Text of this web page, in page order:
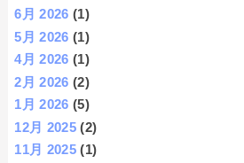
6月 2026 (1)
5月 2026 (1)
4月 2026 (1)
2月 2026 (2)
1月 2026 (5)
12月 2025 (2)
11月 2025 (1)